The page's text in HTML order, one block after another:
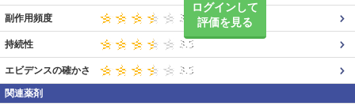
ログインして
評価を見る
副作用頻度
持続性
エビデンスの確かさ
関連薬剤